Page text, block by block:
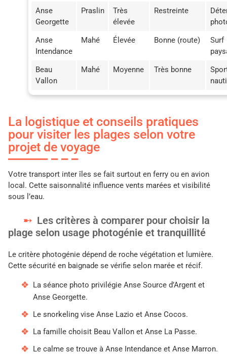
Anse
Georgette
Praslin
Très
élevée
Restreinte
Anse
Intendance
Mahé Élevée Bonne (route)
Surf
Beau
Vallon
Mahé Moyenne Très bonne
La logistique et conseils pratiques
pour visiter les plages selon votre
projet de voyage
Votre transport inter îles se fait surtout en ferry ou en avion
local. Cette saisonnalité influence vents marées et visibilité
sous l’eau.
Les critères à comparer pour choisir la
plage selon usage photogénie et tranquillité
Le critère photogénie dépend de roche végétation et lumière.
Cette sécurité en baignade se vérifie selon marée et récif.
La séance photo privilégie Anse Source d’Argent et
Anse Georgette.
Le snorkeling vise Anse Lazio et Anse Cocos.
La famille choisit Beau Vallon et Anse La Passe.
Le calme se trouve à Anse Intendance et Anse Marron.